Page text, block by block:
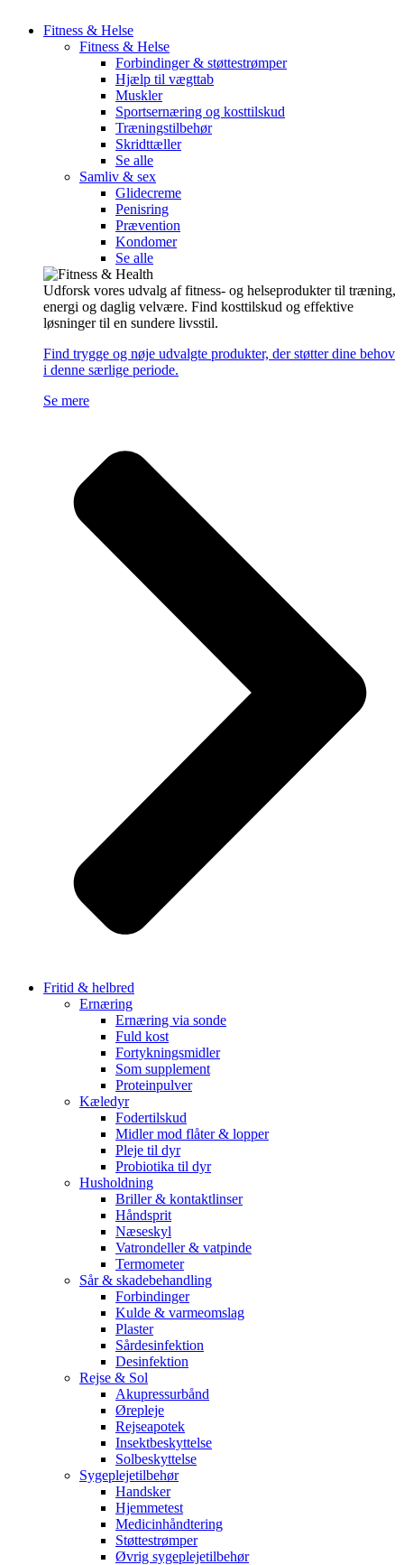
Fitness & Helse
Fitness & Helse
Forbindinger & støttestrømper
Hjælp til vægttab
Muskler
Sportsernæring og kosttilskud
Træningstilbehør
Skridttæller
Se alle
Samliv & sex
Glidecreme
Penisring
Prævention
Kondomer
Se alle
Udforsk vores udvalg af fitness- og helseprodukter til træning,
energi og daglig velvære. Find kosttilskud og effektive
løsninger til en sundere livsstil.
Find trygge og nøje udvalgte produkter, der støtter dine behov
i denne særlige periode.
Se mere
Fritid & helbred
Ernæring
Ernæring via sonde
Fuld kost
Fortykningsmidler
Som supplement
Proteinpulver
Kæledyr
Fodertilskud
Midler mod flåter & lopper
Pleje til dyr
Probiotika til dyr
Husholdning
Briller & kontaktlinser
Håndsprit
Næseskyl
Vatrondeller & vatpinde
Termometer
Sår & skadebehandling
Forbindinger
Kulde & varmeomslag
Plaster
Sårdesinfektion
Desinfektion
Rejse & Sol
Akupressurbånd
Ørepleje
Rejseapotek
Insektbeskyttelse
Solbeskyttelse
Sygeplejetilbehør
Handsker
Hjemmetest
Medicinhåndtering
Støttestrømper
Øvrig sygeplejetilbehør